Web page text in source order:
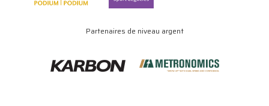
Partenaires de niveau argent